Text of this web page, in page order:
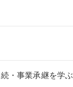
・事業承継を学ぶ